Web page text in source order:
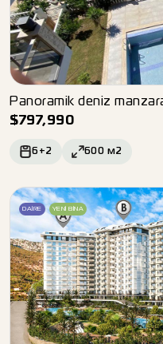
Panoramik deniz
$797,990
6+2 600 м2
DAIRE YENI BINA